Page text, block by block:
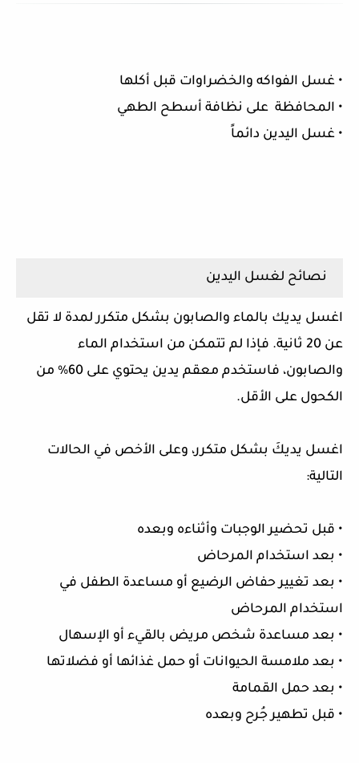
• غسل الفواكه والخضراوات قبل أكلها
• المحافظة على نظافة أسطح الطهي
• غسل اليدين دائماً
نصائح لغسل اليدين
اغسل يديك بالماء والصابون بشكل متكرر لمدة لا تقل
عن 20 ثانية. فإذا لم تتمكن من استخدام الماء
والصابون، فاستخدم معقم يدين يحتوي على 60% من
الكحول على الأقل.
اغسل يديكَ بشكل متكرر، وعلى الأخص في الحالات
التالية:
• قبل تحضير الوجبات وأثناءه وبعده
• بعد استخدام المرحاض
• بعد تغيير حفاض الرضيع أو مساعدة الطفل في
استخدام المرحاض
• بعد مساعدة شخص مريض بالقيء أو الإسهال
• بعد ملامسة الحيوانات أو حمل غذائها أو فضلاتها
• بعد حمل القمامة
• قبل تطهير جُرح وبعده